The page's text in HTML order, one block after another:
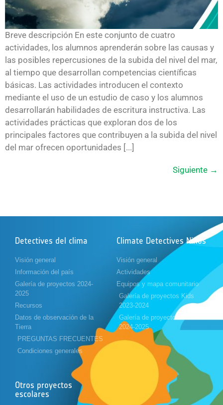
Breve descripción En este conjunto de cuatro
actividades, los alumnos aprenderán sobre las causas y
las posibles repercusiones de la subida del nivel del mar,
al tiempo que desarrollan competencias científicas
básicas. Las actividades introducen el contexto
mediante el uso de un estudio de caso y los alumnos
desarrollarán habilidades de escritura instructiva. Las
actividades prácticas que exploran dos de los
principales factores que contribuyen a la subida del nivel
del mar ofrecen oportunidades [...]
Siguiente →
Detectives del clima
Visión general
Información del país
Galería de proyectos 2024-
2025
Recursos
Datos de observación de la
Tierra
PREGUNTAS FRECUENTES
Condiciones generales
Climate Detectives Niños
Visión general
Actividades
Equipos y mapa comunitario
Galería de proyectos Kids
2023-2024
Galería de proyectos Kids
2024-2025
Otros proyectos
escolares